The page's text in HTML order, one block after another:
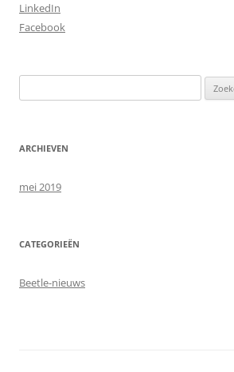
LinkedIn
Facebook
naar:
ARCHIEVEN
mei 2019
CATEGORIEËN
Beetle-nieuws